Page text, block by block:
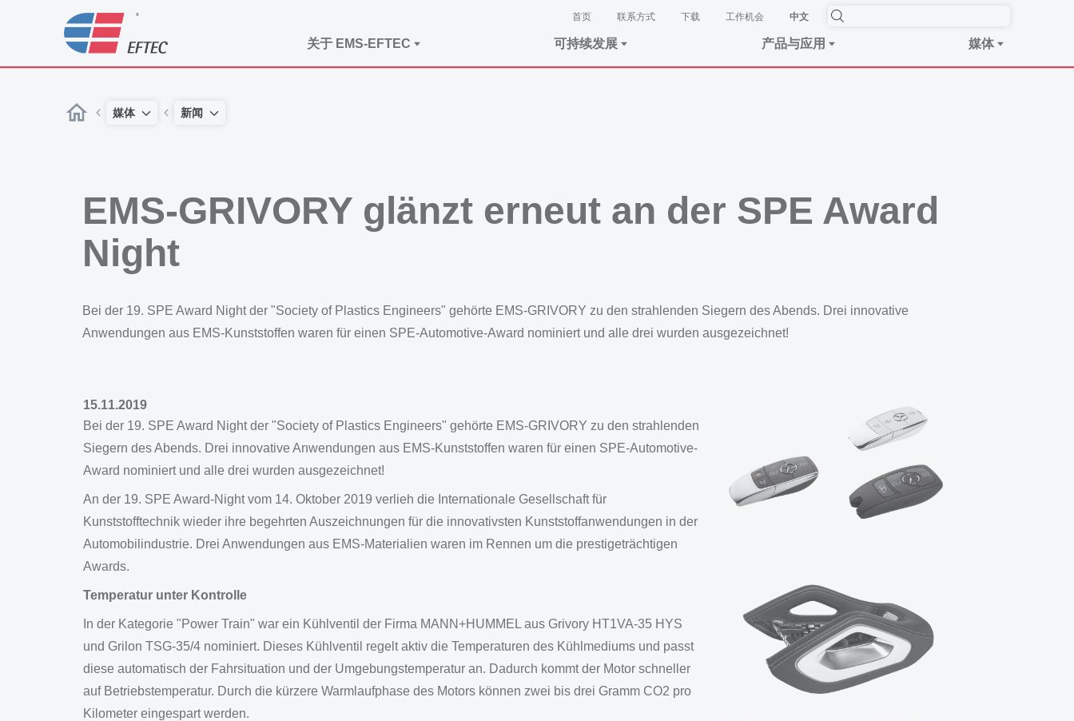
首页 联系方式 下载 工作机会 中文
关于 EMS-EFTEC 可持续发展 产品与应用 媒体
媒体 新闻
EMS-GRIVORY glänzt erneut an der SPE Award
Night
Bei der 19. SPE Award Night der "Society of Plastics Engineers" gehörte EMS-GRIVORY zu den strahlenden Siegern des Abends. Drei innovative
Anwendungen aus EMS-Kunststoffen waren für einen SPE-Automotive-Award nominiert und alle drei wurden ausgezeichnet!
15.11.2019
Bei der 19. SPE Award Night der "Society of Plastics Engineers" gehörte EMS-GRIVORY zu den strahlenden
Siegern des Abends. Drei innovative Anwendungen aus EMS-Kunststoffen waren für einen SPE-Automotive-
Award nominiert und alle drei wurden ausgezeichnet!
An der 19. SPE Award-Night vom 14. Oktober 2019 verlieh die Internationale Gesellschaft für
Kunststofftechnik wieder ihre begehrten Auszeichnungen für die innovativsten Kunststoffanwendungen in der
Automobilindustrie. Drei Anwendungen aus EMS-Materialien waren im Rennen um die prestigeträchtigen
Awards.
Temperatur unter Kontrolle
In der Kategorie "Power Train" war ein Kühlventil der Firma MANN+HUMMEL aus Grivory HT1VA-35 HYS
und Grilon TSG-35/4 nominiert. Dieses Kühlventil regelt aktiv die Temperaturen des Kühlmediums und passt
diese automatisch der Fahrsituation und der Umgebungstemperatur an. Dadurch kommt der Motor schneller
auf Betriebstemperatur. Durch die kürzere Warmlaufphase des Motors können zwei bis drei Gramm CO2 pro
Kilometer eingespart werden.